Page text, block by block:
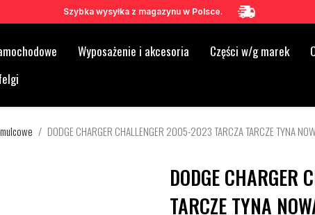
Szybka wysyłka z magazynu w Polsce.
Wyposażenie i akcesoria Części w/g marek
DODGE CHARGER CHALLENGER 2005-2023 TARCZA TARCZE TYNA
DODGE
TARCZE TYNA